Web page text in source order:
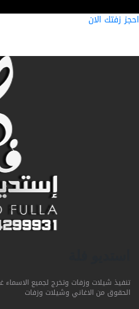
زفتك الان
تنفيذ شيلات وزفات وتخرج لجميع
الحقوق من الاغاني وشيلات وزفات